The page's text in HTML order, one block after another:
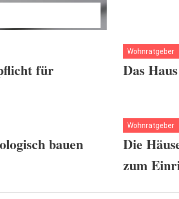
für
Wohnratgeber
Das
bauen
Wohnratgeber
Die
zum